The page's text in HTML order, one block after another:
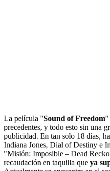
La película "Sound of Freedom"
precedentes, y todo esto sin una
publicidad. En tan solo 18 días,
Indiana Jones, Dial of Destiny e
"Misión: Imposible – Dead
recaudación en taquilla que ya